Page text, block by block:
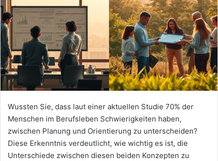
Wussten Sie, dass laut einer aktuellen Studie 70% der
Menschen im Berufsleben Schwierigkeiten haben,
zwischen Planung und Orientierung zu unterscheiden?
Diese Erkenntnis verdeutlicht, wie wichtig es ist, die
Unterschiede zwischen diesen beiden Konzepten zu